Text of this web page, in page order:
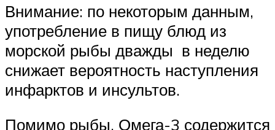
Внимание: по некоторым данным,
употребление в пищу блюд из
морской рыбы дважды в неделю
снижает вероятность наступления
инфарктов и инсультов.
Помимо рыбы, Омега-3 содержится